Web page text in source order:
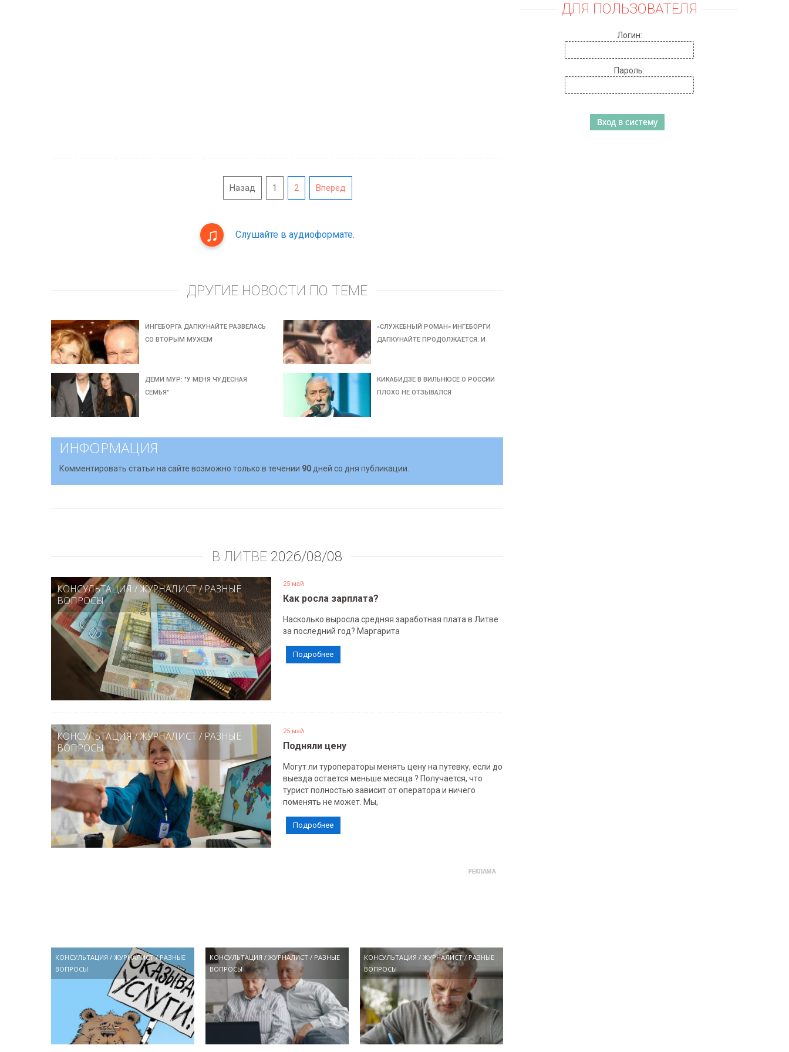
Назад 1 2 Вперед
Слушайте в аудиоформате.
ДРУГИЕ НОВОСТИ ПО ТЕМЕ
ИНГЕБОРГА ДАПКУНАЙТЕ РАЗВЕЛАСЬ
СО ВТОРЫМ МУЖЕМ
«СЛУЖЕБНЫЙ РОМАН» ИНГЕБОРГИ
ДАПКУНАЙТЕ ПРОДОЛЖАЕТСЯ. И
ДЕМИ МУР: "У МЕНЯ ЧУДЕСНАЯ
СЕМЬЯ"
КИКАБИДЗЕ В ВИЛЬНЮСЕ О РОССИИ
ПЛОХО НЕ ОТЗЫВАЛСЯ
ИНФОРМАЦИЯ
Комментировать статьи на сайте возможно только в течении 90 дней со дня публикации.
В ЛИТВЕ 2026/08/08
КОНСУЛЬТАЦИЯ /ЖУРНАЛИСТ/РАЗНЫЕ
ВОПРОСЫ
25 май
Как росла зарплата?
Насколько выросла средняя заработная плата в Литве
за последний год? Маргарита
Подробнее
КОНСУЛЬТАЦИЯ/ЖУРНАЛИСТ/ РАЗНЫЕ
ВОПРОСЫ
25 май
Подняли цену
Могут ли туроператоры менять цену на путевку, если до
выезда остается меньше месяца ? Получается, что
турист полностью зависит от оператора и ничего
поменять не может. Мы,
Подробнее
КОНСУЛЬТАЦИЯ / ЖУРНАЛИСТ/РАЗНЫЕ
ВОПРОСЫ
КОНСУЛЬТАЦИЯ /ЖУРНАЛИСТ / РАЗНЫЕ
ВОПРОСЫ
КОНСУЛЬТАЦИЯ /ЖУРНАЛИСТ/ РАЗНЫЕ
ВОПРОСЫ
ДЛЯ ПОЛЬЗОВАТЕЛЯ
Логин:
Пароль: